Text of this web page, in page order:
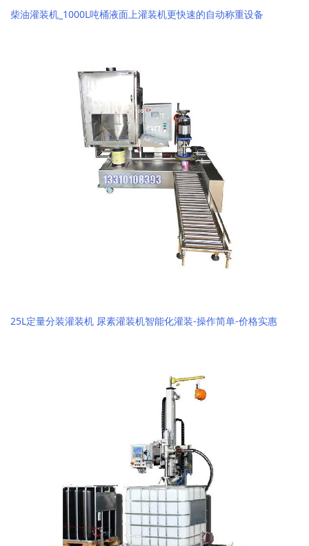
柴油灌装机_1000L吨桶液面上灌装机更快速的自动称重设备
25L定量分装灌装机 尿素灌装机智能化灌装-操作简单-价格实惠